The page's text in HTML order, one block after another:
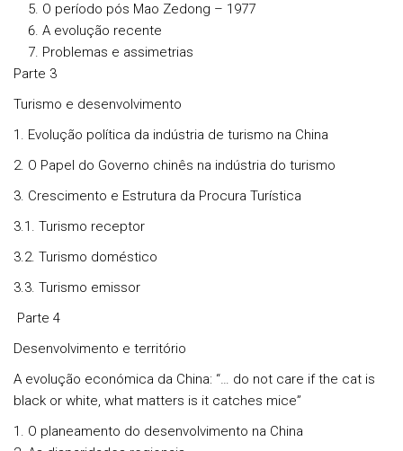
O período pós Mao Zedong – 1977
A evolução recente
Problemas e assimetrias
Parte 3
Turismo e desenvolvimento
1. Evolução política da indústria de turismo na China
2. O Papel do Governo chinês na indústria do turismo
3. Crescimento e Estrutura da Procura Turística
3.1. Turismo receptor
3.2. Turismo doméstico
3.3. Turismo emissor
Parte 4
Desenvolvimento e território
A evolução económica da China: “… do not care if the cat is
black or white, what matters is it catches mice”
O planeamento do desenvolvimento na China